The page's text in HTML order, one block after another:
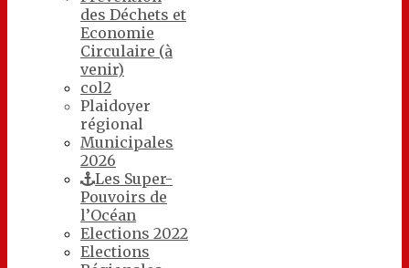
des Déchets et
Economie
Circulaire (à
venir)
col2
Plaidoyer
régional
Municipales
2026
Les Super-
Pouvoirs de
l’Océan
Elections 2022
Elections